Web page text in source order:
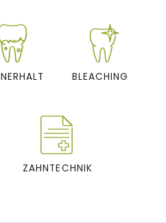
BLEACHING
ZAHNTECHNIK